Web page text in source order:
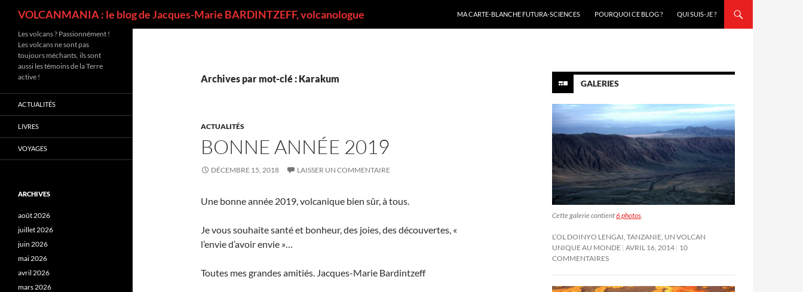
VOLCANMANIA : le blog de Jacques-Marie BARDINTZEFF, volcanologue
MA CARTE-BLANCHE FUTURA-SCIENCES
POURQUOI CE BLOG ? QUI SUIS-JE ?
Archives par mot-clé : Karakum
ACTUALITÉS
BONNE ANNÉE 2019
DÉCEMBRE 15, 2018 LAISSER UN COMMENTAIRE
Une bonne année 2019, volcanique bien sûr, à tous.
Je vous souhaite santé et bonheur, des joies, des découvertes, «
l’envie d’avoir envie »…
Toutes mes grandes amitiés. Jacques-Marie Bardintzeff
GALERIES
Cette galerie contient6 photos.
L’OL DOINYO LENGAI, TANZANIE, UN VOLCAN
UNIQUE AU MONDE AVRIL 16, 2014 10
COMMENTAIRES
Les volcans ? Passionnément !
Les volcans ne sont pas
toujours méchants, ils sont
aussi les témoins de la Terre
active !
ACTUALITÉS
LIVRES
VOYAGES
ARCHIVES
août 2026
juillet 2026
juin 2026
mai 2026
avril 2026
mars 2026